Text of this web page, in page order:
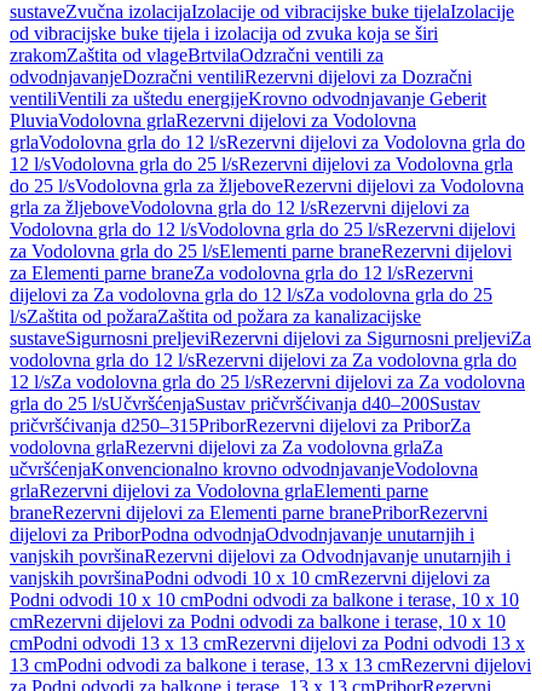
sustaveZvučna izolacijaIzolacije od vibracijske buke tijelaIzolacije
od vibracijske buke tijela i izolacija od zvuka koja se širi
zrakomZaštita od vlageBrtvilaOdzračni ventili za
odvodnjavanjeDozračni ventiliRezervni dijelovi za Dozračni
ventiliVentili za uštedu energijeKrovno odvodnjavanje Geberit
PluviaVodolovna grlaRezervni dijelovi za Vodolovna
grlaVodolovna grla do 12 l/sRezervni dijelovi za Vodolovna grla do
12 l/sVodolovna grla do 25 l/sRezervni dijelovi za Vodolovna grla
do 25 l/sVodolovna grla za žljeboveRezervni dijelovi za Vodolovna
grla za žljeboveVodolovna grla do 12 l/sRezervni dijelovi za
Vodolovna grla do 12 l/sVodolovna grla do 25 l/sRezervni dijelovi
za Vodolovna grla do 25 l/sElementi parne braneRezervni dijelovi
za Elementi parne braneZa vodolovna grla do 12 l/sRezervni
dijelovi za Za vodolovna grla do 12 l/sZa vodolovna grla do 25
l/sZaštita od požaraZaštita od požara za kanalizacijske
sustaveSigurnosni preljeviRezervni dijelovi za Sigurnosni preljeviZa
vodolovna grla do 12 l/sRezervni dijelovi za Za vodolovna grla do
12 l/sZa vodolovna grla do 25 l/sRezervni dijelovi za Za vodolovna
grla do 25 l/sUčvršćenjaSustav pričvršćivanja d40–200Sustav
pričvršćivanja d250–315PriborRezervni dijelovi za PriborZa
vodolovna grlaRezervni dijelovi za Za vodolovna grlaZa
učvršćenjaKonvencionalno krovno odvodnjavanjeVodolovna
grlaRezervni dijelovi za Vodolovna grlaElementi parne
braneRezervni dijelovi za Elementi parne branePriborRezervni
dijelovi za PriborPodna odvodnjaOdvodnjavanje unutarnjih i
vanjskih površinaRezervni dijelovi za Odvodnjavanje unutarnjih i
vanjskih površinaPodni odvodi 10 x 10 cmRezervni dijelovi za
Podni odvodi 10 x 10 cmPodni odvodi za balkone i terase, 10 x 10
cmRezervni dijelovi za Podni odvodi za balkone i terase, 10 x 10
cmPodni odvodi 13 x 13 cmRezervni dijelovi za Podni odvodi 13 x
13 cmPodni odvodi za balkone i terase, 13 x 13 cmRezervni dijelovi
za Podni odvodi za balkone i terase, 13 x 13 cmPriborRezervni